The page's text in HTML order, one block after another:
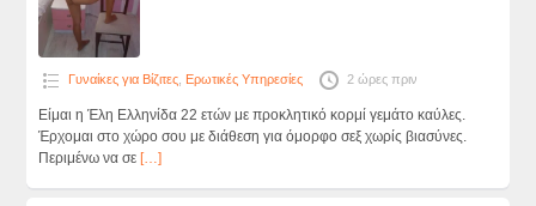
Γυναίκες για Βίζιτες, Ερωτικές Υπηρεσίες 2 ώρες πριν
Είμαι η Έλη Ελληνίδα 22 ετών με προκλητικό κορμί γεμάτο καύλες.
Έρχομαι στο χώρο σου με διάθεση για όμορφο σεξ χωρίς βιασύνες.
Περιμένω να σε […]